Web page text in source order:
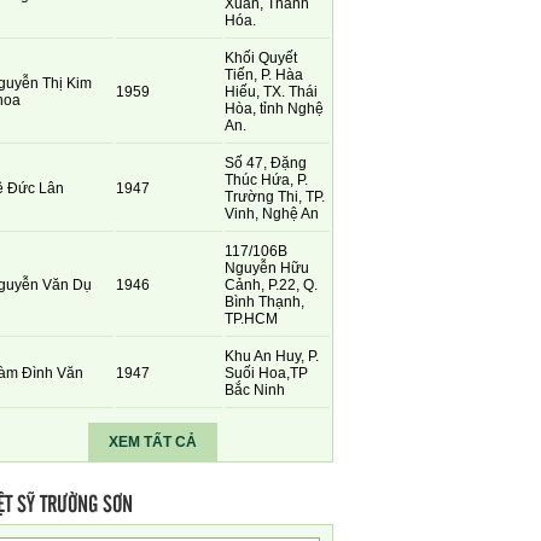
Xuân, Thanh
Hóa.
Thị Kim
1959
Khối Quyết
Tiến, P. Hàa
Hiếu, TX. Thái
Hòa, tỉnh Nghệ
An.
Đức Lân 1947
Số 47, Đặng
Thúc Hứa, P.
Trường Thi, TP.
Vinh, Nghệ An
Văn Dụ 1946
117/106B
Nguyễn Hữu
Cảnh, P.22, Q.
Bình Thạnh,
TP.HCM
Đình Văn 1947
Khu An Huy, P.
Suối Hoa,TP
Bắc Ninh
XEM TẤT CẢ
SỸ TRƯỜNG SƠN